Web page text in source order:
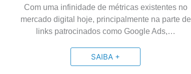
Com uma infinidade de métricas existentes no
mercado digital hoje, principalmente na parte de
links patrocinados como Google Ads,…
SAIBA +